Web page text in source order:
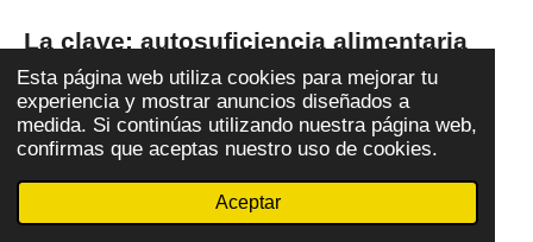
Esta página web utiliza cookies para mejorar tu
experiencia y mostrar anuncios diseñados a
medida. Si continúas utilizando nuestra página web,
confirmas que aceptas nuestro uso de cookies.
Aceptar
La clave: autosuficiencia alimentaria